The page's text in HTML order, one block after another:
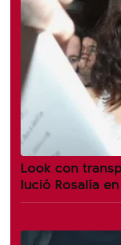
Look con
lució Rosalía